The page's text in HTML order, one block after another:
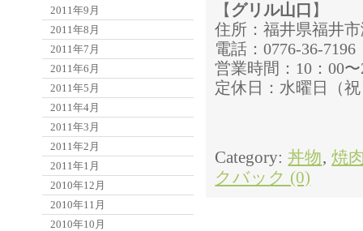
【グリル山口 】
住所：福井県福井市
電話：0776-36-7196
営業時間：10：00
定休日：水曜日（
Category: 丼物, 焼
クバック (0)
2011年9月
2011年8月
2011年7月
2011年6月
2011年5月
2011年4月
2011年3月
2011年2月
2011年1月
2010年12月
2010年11月
2010年10月